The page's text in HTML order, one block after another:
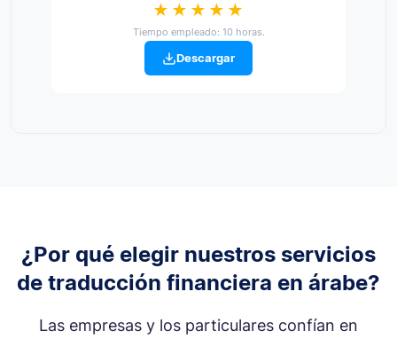
★★★★★
Tiempo empleado: 10 horas.
Descargar
¿Por qué elegir nuestros servicios
de traducción financiera en árabe?
Las empresas y los particulares confían en